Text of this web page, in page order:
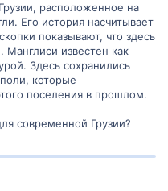
расположенное на
Его история насчитывает
показывают, что здесь
известен как
Здесь сохранились
которые
поселения в прошлом.
современной Грузии?